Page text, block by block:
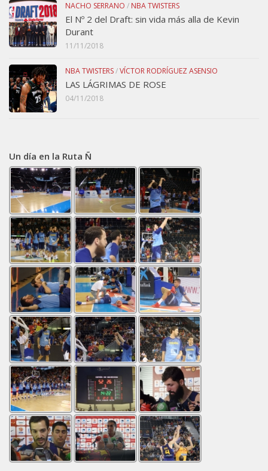
NACHO SERRANO / NBA TWISTERS
El Nº 2 del Draft: sin vida más alla de Kevin
Durant
11/11/2018
NBA TWISTERS/VÍCTOR RODRÍGUEZ ASENSIO
LAS LÁGRIMAS DE ROSE
04/11/2018
Un día en la Ruta Ñ